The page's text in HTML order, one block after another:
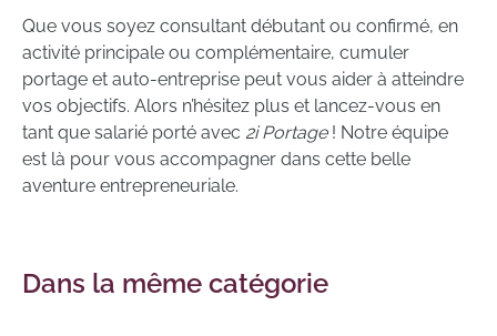
Que vous soyez consultant débutant ou confirmé, en
activité principale ou complémentaire, cumuler
portage et auto-entreprise peut vous aider à atteindre
vos objectifs. Alors n’hésitez plus et lancez-vous en
tant que salarié porté avec 2i Portage! Notre équipe
est là pour vous accompagner dans cette belle
aventure entrepreneuriale.
Dans la même catégorie